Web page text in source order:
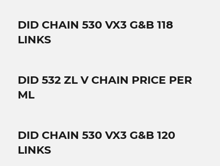
DID CHAIN 530 VX3 G&B 118
LINKS
DID 532 ZL V CHAIN PRICE PER
ML
DID CHAIN 530 VX3 G&B 120
LINKS